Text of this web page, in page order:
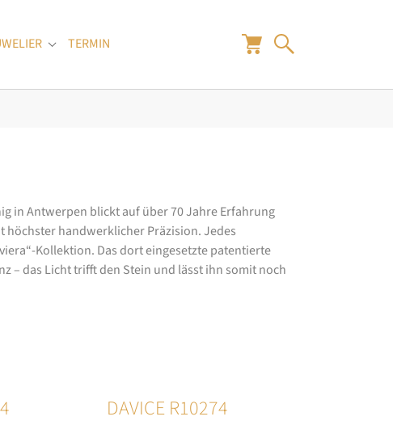
Submenu for "Juwelier"
TERMIN
in Antwerpen blickt auf über 70 Jahre Erfahrung
höchster handwerklicher Präzision. Jedes
Kollektion. Das dort eingesetzte patentierte
– das Licht trifft den Stein und lässt ihn somit noch
DAVICE R10274